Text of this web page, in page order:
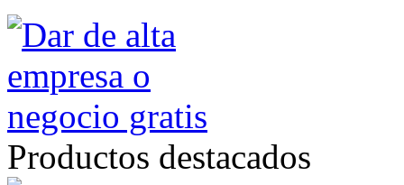
Productos destacados